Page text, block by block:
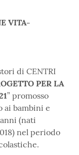
VITA-
di CENTRI
PER LA
” promosso
ai bambini e
(nati
nel periodo